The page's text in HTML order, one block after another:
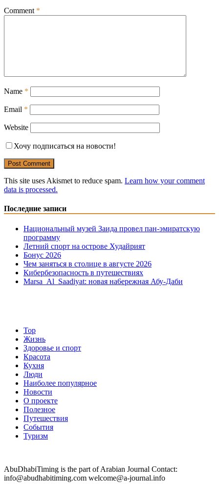
Comment *
Name *
Email *
Website
Хочу подписаться на новости!
This site uses Akismet to reduce spam. Learn how your comment
data is processed.
Последние записи
Национальный музей Заида провел пан-эмиратскую
программу
Летний спорт на острове Худайрият
Бонус 2026
Чем заняться в столице в августе 2026
Кибербезопасность в путешествиях
Marsa Al Saadiyat: новая на6ережная Абу-Даби
Top
Жизнь
Здоровье и спорт
Красота
Кухня
Люди
Наиболее популярное
Новости
О проекте
Полезное
Путешествия
События
Туризм
AbuDhabiTiming is the part of Arabian Journal Contact:
info@abudhabitiming.com welcome@a-journal.info